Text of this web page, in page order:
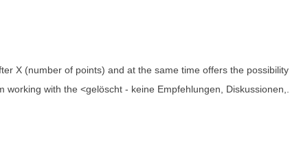
X (number of points) and at the same time offers the
with the <gelöscht - keine Empfehlungen,